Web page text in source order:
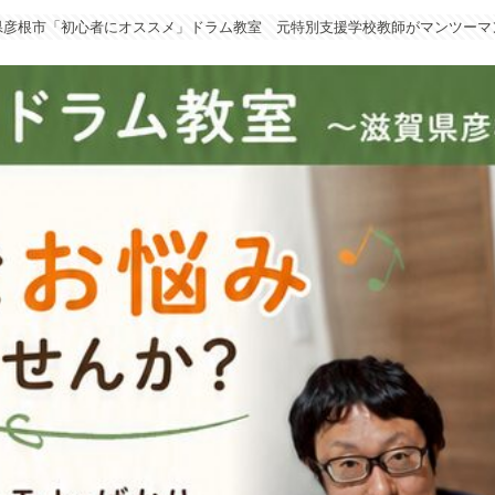
彦根市「初心者にオススメ」ドラム教室 元特別支援学校教師がマンツーマ